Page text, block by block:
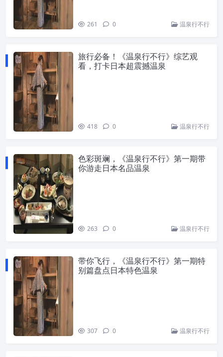
261 0 温泉行不行
旅行必备！《温泉行不行》综艺观
看，打卡日本超震撼温泉
418 0 温泉行不行
色彩斑斓，《温泉行不行》第一期带
你游走日本名品温泉
263 0 温泉行不行
带你飞行，《温泉行不行》第一期特
别篇盘点日本特色温泉
307 0 温泉行不行